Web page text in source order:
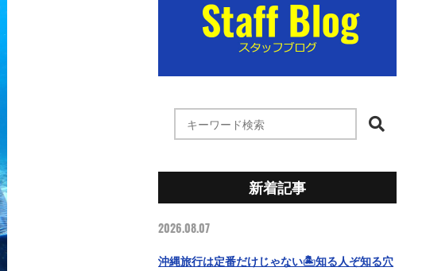
新着記事
2026.08.07
沖縄旅行は定番だけじゃない🏝️知る人ぞ知る穴